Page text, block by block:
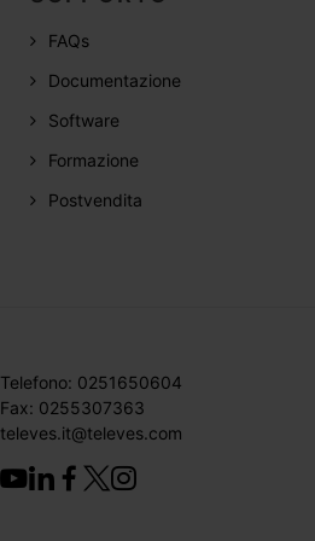
FAQs
Documentazione
Software
Formazione
Postvendita
Telefono: 0251650604
Fax: 0255307363
televes.it@televes.com